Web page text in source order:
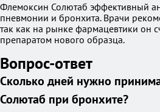
Флемоксин Солютаб эффективный
пневмонии и бронхита. Врачи
так как на рынке фармацевтики он
препаратом нового образца.
Вопрос-ответ
Сколько дней нужно
Солютаб при бронхите?